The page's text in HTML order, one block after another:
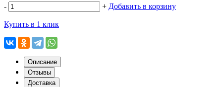
- + Добавить в корзину
Купить в 1 клик
Описание
Отзывы
Доставка